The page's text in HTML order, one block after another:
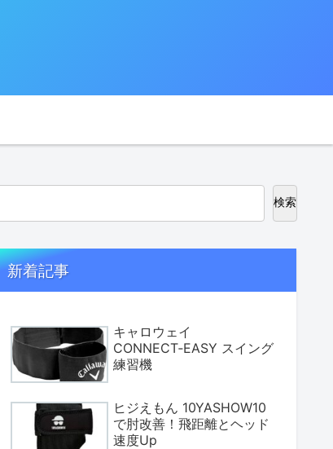
検索
新着記事
キャロウェイ
CONNECT‑EASY スイング
練習機
ヒジえもん 10YASHOW10
で肘改善！飛距離とヘッド
速度Up